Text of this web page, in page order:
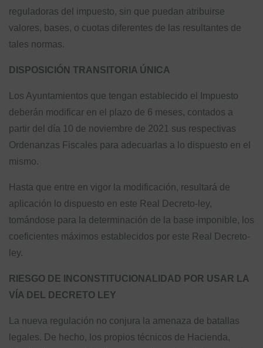
reguladoras del impuesto, sin que puedan atribuirse
valores, bases, o cuotas diferentes de las resultantes de
tales normas.
DISPOSICIÓN TRANSITORIA ÚNICA
Los Ayuntamientos que tengan establecido el Impuesto
deberán modificar en el plazo de 6 meses, contados a
partir del día 10 de noviembre de 2021 sus respectivas
Ordenanzas Fiscales para adecuarlas a lo dispuesto en el
mismo.
Hasta que entre en vigor la modificación, resultará de
aplicación lo dispuesto en este Real Decreto-ley,
tomándose para la determinación de la base imponible, los
coeficientes máximos establecidos por este Real Decreto-
ley.
RIESGO DE INCONSTITUCIONALIDAD POR USAR LA
VÍA DEL DECRETO LEY
La nueva regulación no conjura la amenaza de batallas
legales. De hecho, los propios técnicos de Hacienda,